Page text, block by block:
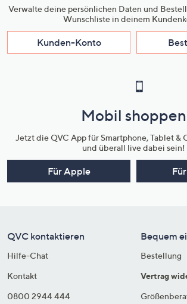
Verwalte deine persönlichen Daten und
Wunschliste in deinem
Kunden-Konto
Mobil shoppen
Jetzt die QVC App für Smartphone, Tablet &
und überall live dabei sein!
Für Apple
QVC kontaktieren
Hilfe-Chat
Kontakt
0800 2944 444
Bequem
Bestellung
Vertrag